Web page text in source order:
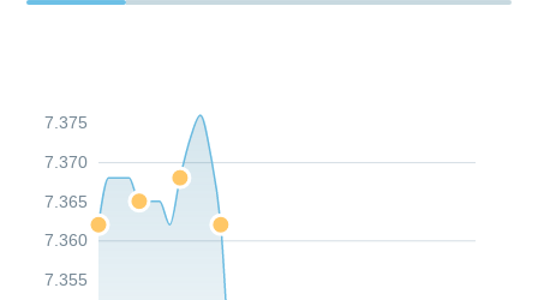
7.355
7.360
7.365
7.370
7.375